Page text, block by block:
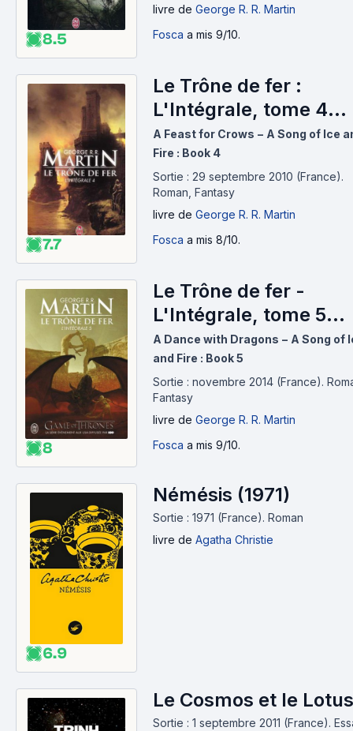
8.5
livre de George R. R. Martin
Fosca a mis 9/10.
7.7
Le Trône de fer :
L'Intégrale, tome 4
(2005)
A Feast for Crows − A Song of Ice
Fire : Book 4
Sortie : 29 septembre 2010 (France).
Roman, Fantasy
livre de George R. R. Martin
Fosca a mis 8/10.
8
Le Trône de fer -
L'Intégrale, tome 5
(2011)
A Dance with Dragons − A Song of
and Fire : Book 5
Sortie : novembre 2014 (France).
Fantasy
livre de George R. R. Martin
Fosca a mis 9/10.
6.9
Némésis (1971)
Sortie : 1971 (France). Roman
livre de Agatha Christie
Le Cosmos et le Lotus
Sortie : 1 septembre 2011 (France).